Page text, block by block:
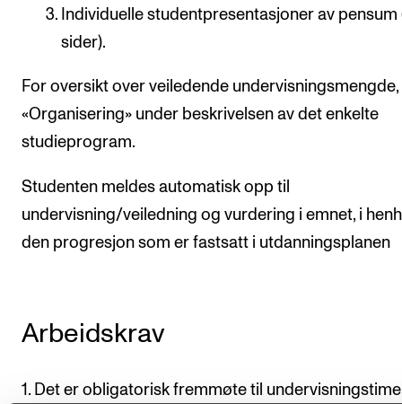
Individuelle studentpresentasjoner av pensum
sider).
For oversikt over veiledende undervisningsmengde,
«Organisering» under beskrivelsen av det enkelte
studieprogram.
Studenten meldes automatisk opp til
undervisning/veiledning og vurdering i emnet, i
den progresjon som er fastsatt i utdanningsplanen
Arbeidskrav
1. Det er obligatorisk fremmøte til